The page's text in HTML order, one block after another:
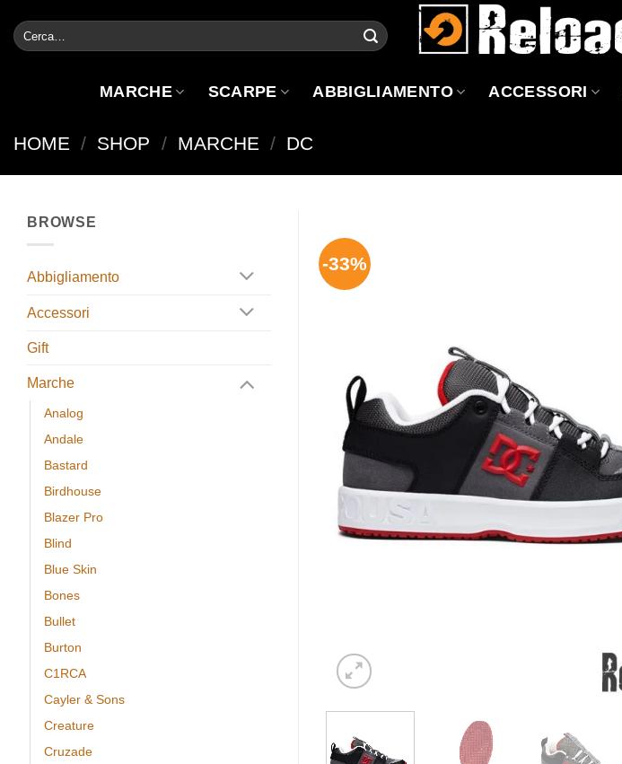
contenuti
Cerca:
MARCHE SCARPE ABBIGLIAMENTO ACCESSORI
HOME / SHOP / MARCHE / DC
BROWSE
Abbigliamento
Accessori
Gift
Marche
Analog
Andale
Bastard
Birdhouse
Blazer Pro
Blind
Blue Skin
Bones
Bullet
Burton
C1RCA
Cayler & Sons
Creature
Cruzade
-33%